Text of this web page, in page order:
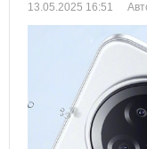
13.05.2025 16:51